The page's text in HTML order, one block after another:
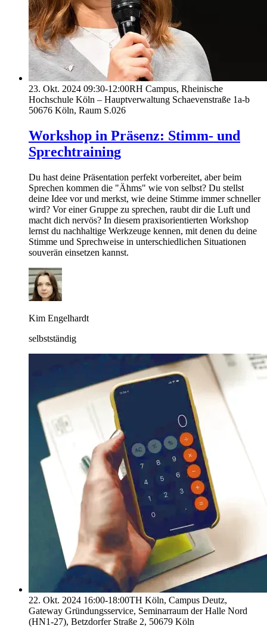
23. Okt. 2024 09:30-12:00RH Campus, Rheinische
Hochschule Köln – Hauptverwaltung Schaevenstraße 1a-b
50676 Köln, Raum S.026
Workshop in Präsenz: Stimm- und
Sprechtraining
Du hast deine Präsentation perfekt vorbereitet, aber beim
Sprechen kommen die "Ähms" wie von selbst? Du stellst
deine Idee vor und merkst, wie deine Stimme immer schneller
wird? Vor einer Gruppe zu sprechen, raubt dir die Luft und
macht dich nervös? In diesem praxisorientierten Workshop
lernst du nachhaltige Werkzeuge kennen, mit denen du deine
Stimme und Sprechweise in unterschiedlichen Situationen
souverän einsetzen kannst.
Kim Engelhardt
selbstständig
22. Okt. 2024 16:00-18:00TH Köln, Campus Deutz,
Gateway Gründungsservice, Seminarraum der Halle Nord
(HN1-27), Betzdorfer Straße 2, 50679 Köln